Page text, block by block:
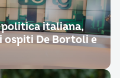
politica italiana,
ospiti De Bortoli e